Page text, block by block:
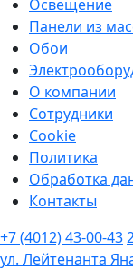
Освещение
Панели из
Обои
О компании
Сотрудники
Cookie
Политика
Обработка
Контакты
+7 (4012) 43-00-43
ул. Лейтенанта